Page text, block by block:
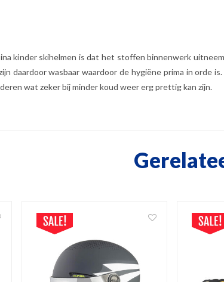
kinder skihelmen is dat het stoffen binnenwerk
daardoor wasbaar waardoor de hygiëne prima in orde
wat zeker bij minder koud weer erg prettig kan zijn.